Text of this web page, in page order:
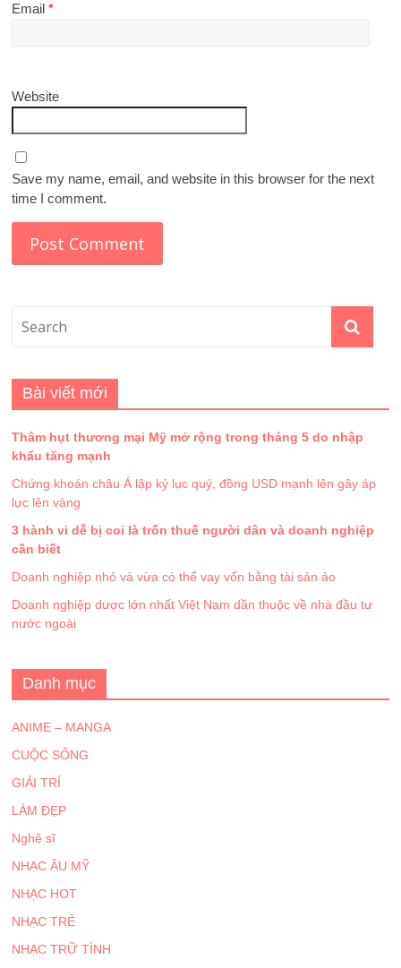
Email*
Website
Save my name, email, and website in this browser for the next
time I comment.
Bài viết mới
Thâm hụt thương mại Mỹ mở rộng trong tháng 5 do nhập
khẩu tăng mạnh
Chứng khoán châu Á lập kỷ lục quý, đồng USD mạnh lên gây áp
lực lên vàng
3 hành vi dễ bị coi là trốn thuế người dân và doanh nghiệp
cần biết
Doanh nghiệp nhỏ và vừa có thể vay vốn bằng tài sản ảo
Doanh nghiệp dược lớn nhất Việt Nam dần thuộc về nhà đầu tư
nước ngoài
Danh mục
ANIME – MANGA
CUỘC SỐNG
GIẢI TRÍ
LÀM ĐẸP
Nghệ sĩ
NHẠC ÂU MỸ
NHẠC HOT
NHẠC TRẺ
NHẠC TRỮ TÌNH